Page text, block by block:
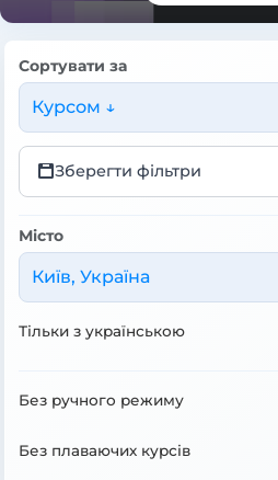
Сортувати за
Курсом ↓
Зберегти фільтри
Місто
Київ, Україна
Тільки з українською
Без ручного режиму
Без плаваючих курсів